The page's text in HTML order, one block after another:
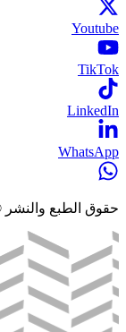
Youtube
TikTok
LinkedIn
WhatsApp
حقوق الطبع